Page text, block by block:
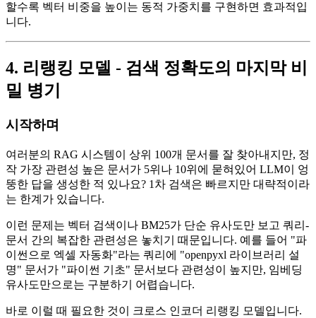
할수록 벡터 비중을 높이는 동적 가중치를 구현하면 효과적입
니다.
4. 리랭킹 모델 - 검색 정확도의 마지막 비
밀 병기
시작하며
여러분의 RAG 시스템이 상위 100개 문서를 잘 찾아내지만, 정
작 가장 관련성 높은 문서가 5위나 10위에 묻혀있어 LLM이 엉
뚱한 답을 생성한 적 있나요? 1차 검색은 빠르지만 대략적이라
는 한계가 있습니다.
이런 문제는 벡터 검색이나 BM25가 단순 유사도만 보고 쿼리-
문서 간의 복잡한 관련성은 놓치기 때문입니다. 예를 들어 "파
이썬으로 엑셀 자동화"라는 쿼리에 "openpyxl 라이브러리 설
명" 문서가 "파이썬 기초" 문서보다 관련성이 높지만, 임베딩
유사도만으로는 구분하기 어렵습니다.
바로 이럴 때 필요한 것이 크로스 인코더 리랭킹 모델입니다.